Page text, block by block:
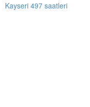
Kayseri 497 saatleri